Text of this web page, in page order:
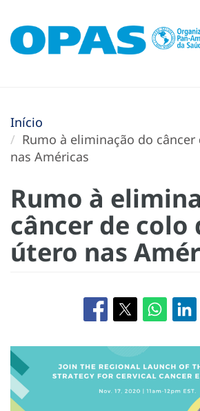
Início
Rumo à eliminação do
nas Américas
Rumo à
câncer de colo
útero nas